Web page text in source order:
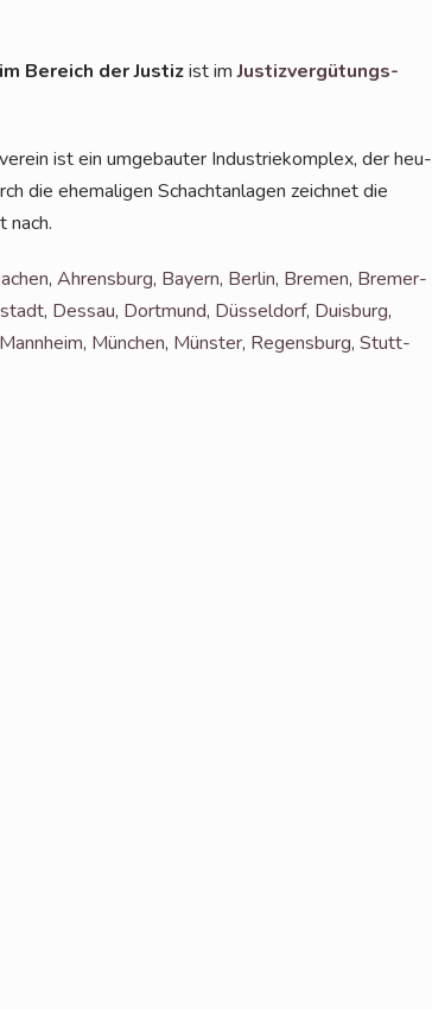
im Bereich der Jus­tizist imJus­tiz­ver­gü­tungs-
ist ein umge­bau­ter Indus­trie­kom­plex, der heu­
die ehe­ma­li­gen Schacht­an­la­gen zeich­net die
nach.
, Ahrens­burg, Bay­ern, Ber­lin, Bre­men, Bre­mer­
, Des­sau, Dort­mund, Düs­sel­dorf, Duis­burg,
Mann­heim, Mün­chen, Müns­ter, Regens­burg, Stutt­